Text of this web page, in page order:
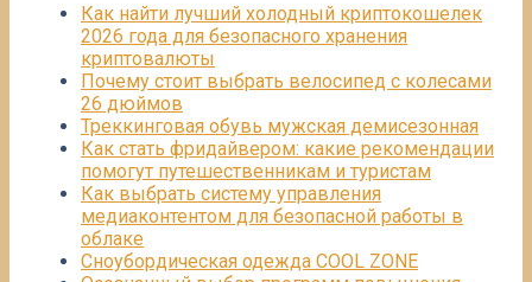
Как найти лучший холодный криптокошелек
2026 года для безопасного хранения
криптовалюты
Почему стоит выбрать велосипед с колесами
26 дюймов
Треккинговая обувь мужская демисезонная
Как стать фридайвером: какие рекомендации
помогут путешественникам и туристам
Как выбрать систему управления
медиаконтентом для безопасной работы в
облаке
Сноубордическая одежда COOL ZONE